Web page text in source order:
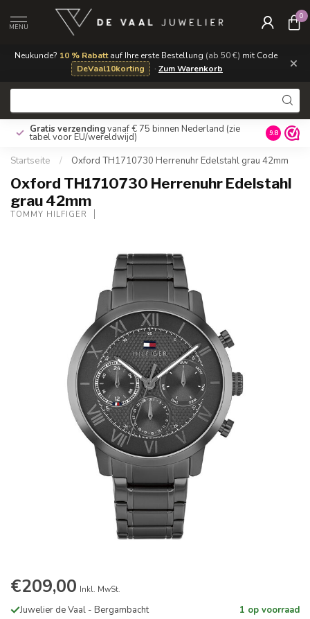
Neukunde? 10 % Rabattauf Ihre erste Bestellung (ab 50 €) mit Code
DeVaal10korting
· Zum Warenkorb ×
MENU
0
Gratis verzendingvanaf € 75 binnen Nederland (zie
tabel voor EU/wereldwijd) 9.8
Startseite / Oxford TH1710730 Herrenuhr Edelstahl grau 42mm
Oxford TH1710730 Herrenuhr Edelstahl
grau 42mm
TOMMY HILFIGER
€209,00 Inkl. MwSt.
Juwelier de Vaal - Bergambacht 1 op voorraad